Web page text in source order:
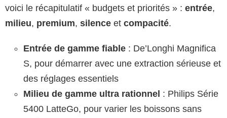
voici le récapitulatif « budgets et priorités » : entrée,
milieu, premium, silence et compacité.
Entrée de gamme fiable : De’Longhi Magnifica
S, pour démarrer avec une extraction sérieuse et
des réglages essentiels
Milieu de gamme ultra rationnel : Philips Série
5400 LatteGo, pour varier les boissons sans